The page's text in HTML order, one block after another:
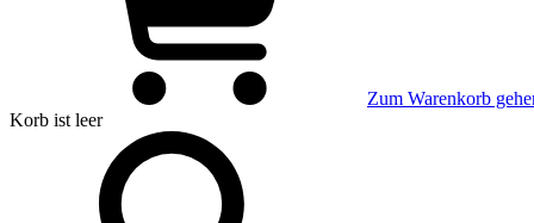
Zum Warenkorb
Korb ist leer